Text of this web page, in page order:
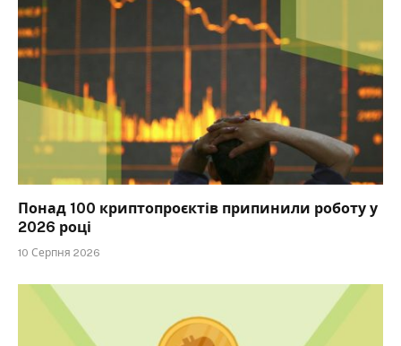
Понад 100 криптопроєктів припинили роботу у
2026 році
10 Серпня 2026